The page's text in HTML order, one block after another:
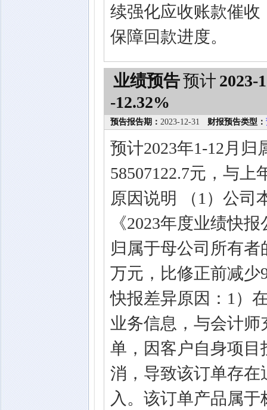
续强化应收账款催
保障回款进度。
业绩预告预计 2023-
-12.32%
预告报告期： 2023-12-31 财报预告类型：
预计2023年1-12月
58507122.7元，与
原因说明 （1）公司
《2023年度业绩快
归属于母公司所有者
万元，比修正前减少
快报差异原因：1）
业务信息，与会计师
单，因客户自身项
消，导致该订单存
入。该订单产品属